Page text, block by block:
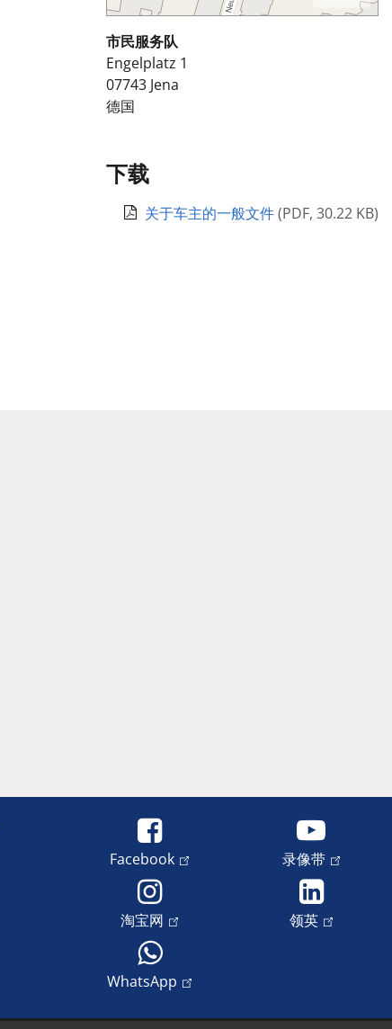
市民服务队
Engelplatz 1
07743 Jena
德国
下载
关于车主的一般文件(PDF, 30.22 KB)
Facebook
录像带
淘宝网 领英
WhatsApp